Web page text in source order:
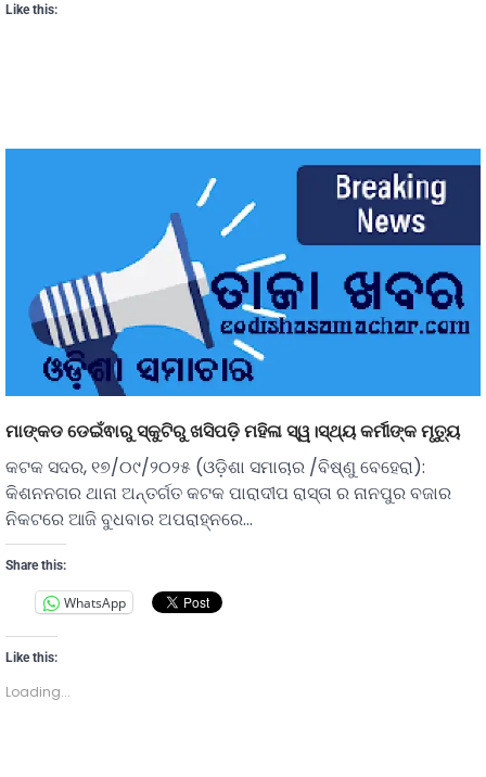
Like this:
ମାଙ୍କଡ ଡେଇଁଵାରୁ ସ୍କୁଟିରୁ ଖସିପଡ଼ି ମହିଳା ସ୍ୱ।ସ୍ଥ୍ୟ କର୍ମୀଙ୍କ ମୃତ୍ୟୁ
କଟକ ସଦର, ୧୭/୦୯/୨୦୨୫ (ଓଡ଼ିଶା ସମାଚାର /ବିଷ୍ଣୁ ବେହେରା):
କିଶନନଗର ଥାନା ଅନ୍ତର୍ଗତ କଟକ ପାରାଦୀପ ରାସ୍ତା ର ନାନପୁର ବଜାର
ନିକଟରେ ଆଜି ବୁଧବାର ଅପରାହ୍ନରେ…
Share this:
WhatsApp
Like this:
Loading...